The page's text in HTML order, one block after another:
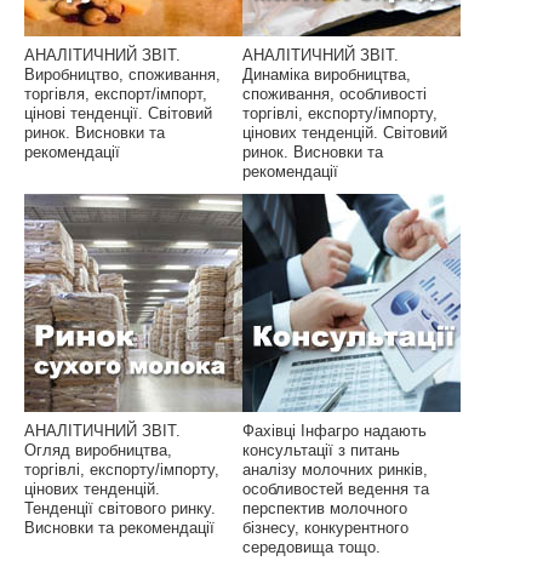
АНАЛІТИЧНИЙ ЗВІТ.
Виробництво, споживання,
торгівля, експорт/імпорт,
цінові тенденції. Світовий
ринок. Висновки та
рекомендації
АНАЛІТИЧНИЙ ЗВІТ.
Динаміка виробництва,
споживання, особливості
торгівлі, експорту/імпорту,
цінових тенденцій. Світовий
ринок. Висновки та
рекомендації
АНАЛІТИЧНИЙ ЗВІТ.
Огляд виробництва,
торгівлі, експорту/імпорту,
цінових тенденцій.
Тенденції світового ринку.
Висновки та рекомендації
Фахівці Інфагро надають
консультації з питань
аналізу молочних ринків,
особливостей ведення та
перспектив молочного
бізнесу, конкурентного
середовища тощо.